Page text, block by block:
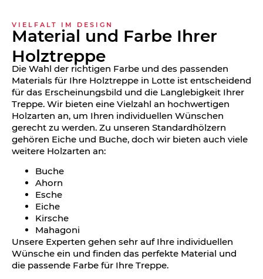
VIELFALT IM DESIGN
Material und Farbe Ihrer
Holztreppe
Die Wahl der richtigen Farbe und des passenden
Materials für Ihre Holztreppe in Lotte ist entscheidend
für das Erscheinungsbild und die Langlebigkeit Ihrer
Treppe. Wir bieten eine Vielzahl an hochwertigen
Holzarten an, um Ihren individuellen Wünschen
gerecht zu werden. Zu unseren Standardhölzern
gehören Eiche und Buche, doch wir bieten auch viele
weitere Holzarten an:
Buche
Ahorn
Esche
Eiche
Kirsche
Mahagoni
Unsere Experten gehen sehr auf Ihre individuellen
Wünsche ein und finden das perfekte Material und
die passende Farbe für Ihre Treppe.